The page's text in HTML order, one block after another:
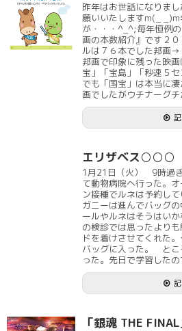
昨年はお世話になりま
願いいたしますm(_
が・・・^_^;毎年恒例
画の本数紹介』です２
ルは７６本でした邦画
邦画で印象に残った映
宝」「宝島」「秒速５
でも「国宝」は本当に
画でしたがウチナーグ
エリザベス○○○
1月21日（火） 9時過
て動物病院へ行った。
ン接種でルネは予約し
ガニーは進んでバッグ
ールやルネはそうはい
の検診では思ったより
ドを着けさせてくれた
バッグに入った。 とこ
った。先日で学習したの
「銀魂 THE FINAL